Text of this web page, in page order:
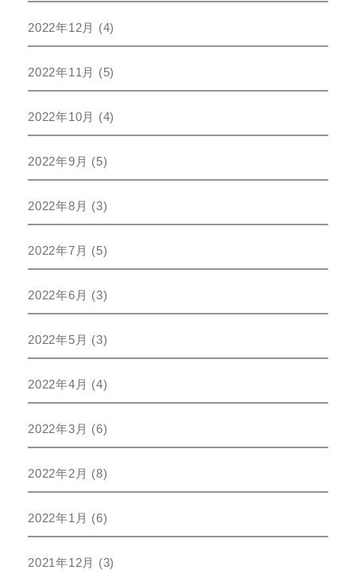
2022年12月 (4)
2022年11月 (5)
2022年10月 (4)
2022年9月 (5)
2022年8月 (3)
2022年7月 (5)
2022年6月 (3)
2022年5月 (3)
2022年4月 (4)
2022年3月 (6)
2022年2月 (8)
2022年1月 (6)
2021年12月 (3)